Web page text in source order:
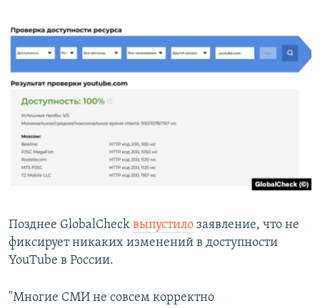
Позднее GlobalCheck выпустило заявление, что не
фиксирует никаких изменений в доступности
YouTube в России.
"Многие СМИ не совсем корректно